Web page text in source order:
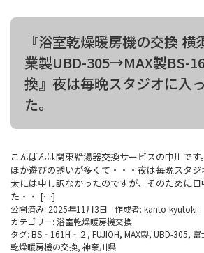
『浴室乾燥暖房機の交換 横
業製UBD-305→MAX製BS-
換』夜は毎晩スタジオに入
た。
こんばんは関東給湯器交換サービスの中川で
ほか遊びの誘いが多くて・・・夜は毎晩スタ
太には申し訳なかったのですが、そのために
た・・ […]
公開済み: 2025年11月3日 作成者: kanto-kyutoki
カテゴリー: 浴室乾燥暖房機交換
タグ: BS‐161H‐２ , FUJIOH, MAX製, UBD-305, 富
乾燥暖房機の交換, 神奈川県